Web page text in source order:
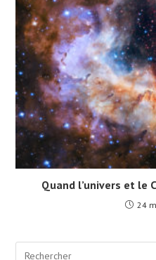
Quand l’univers et le
24